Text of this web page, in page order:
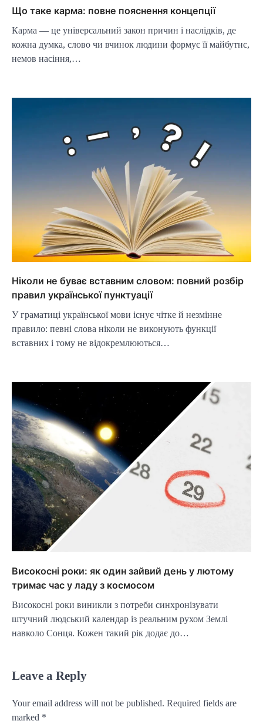
Що таке карма: повне пояснення концепції
Карма — це універсальний закон причин і наслідків, де
кожна думка, слово чи вчинок людини формує її майбутнє,
немов насіння,…
Ніколи не буває вставним словом: повний розбір
правил української пунктуації
У граматиці української мови існує чітке й незмінне
правило: певні слова ніколи не виконують функції
вставних і тому не відокремлюються…
Високосні роки: як один зайвий день у лютому
тримає час у ладу з космосом
Високосні роки виникли з потреби синхронізувати
штучний людський календар із реальним рухом Землі
навколо Сонця. Кожен такий рік додає до…
Leave a Reply
Your email address will not be published. Required fields are
marked *